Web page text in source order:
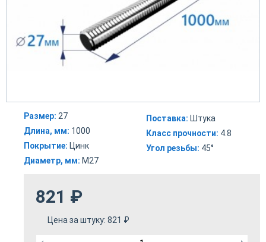
Размер: 27
Длина, мм: 1000
Покрытие: Цинк
Диаметр, мм: М27
Поставка: Штука
Класс прочности: 4.8
Угол резьбы: 45°
821 ₽
Цена за штуку: 821 ₽